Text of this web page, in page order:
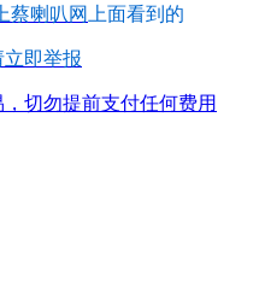
蔡喇叭网 上面看到的
即举报
切勿提前支付任何费用